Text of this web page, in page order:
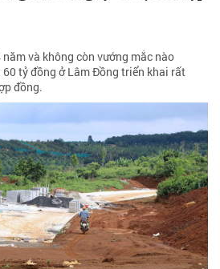
và không còn vướng mắc nào
60 tỷ đồng ở Lâm Đồng triển khai rất
đồng.